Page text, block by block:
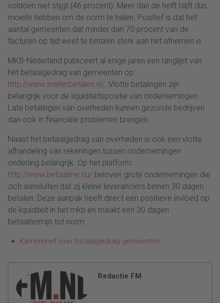
voldoen niet stijgt (46 procent). Meer dan de helft blijft dus
moeite hebben om de norm te halen. Positief is dat het
aantal gemeenten dat minder dan 70 procent van de
facturen op tijd weet te betalen sterk aan het afnemen is.
MKB-Nederland publiceert al enige jaren een ranglijst van
het betaalgedrag van gemeenten op
http://www.snellerbetalen.nl/ . Vlotte betalingen zijn
belangrijk voor de liquiditeitspositie van ondernemingen.
Late betalingen van overheden kunnen gezonde bedrijven
dan ook in financiële problemen brengen.
Naast het betaalgedrag van overheden is ook een vlotte
afhandeling van rekeningen tussen ondernemingen
onderling belangrijk. Op het platform
http://www.betaalme.nu/ beloven grote ondernemingen die
zich aansluiten dat zij kleine leveranciers binnen 30 dagen
betalen. Deze aanpak heeft direct een positieve invloed op
de liquiditeit in het mkb en maakt een 30 dagen
betaaltermijn tot norm.
Kamerbrief over betaalgedrag gemeenten
Redactie FM